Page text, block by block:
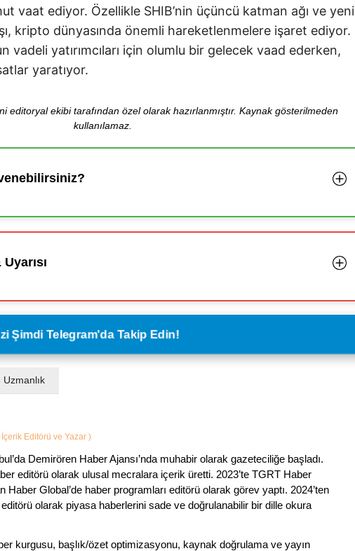
vaat ediyor. Özellikle SHIB’nin üçüncü katman ağı ve yeni
kripto dünyasında önemli hareketlenmelere işaret ediyor.
vadeli yatırımcıları için olumlu bir gelecek vaad ederken,
yaratıyor.
editoryal ekibi tarafından özel olarak hazırlanmıştır. Kaynak gösterilmeden
kullanılamaz.
Şimdi Telegram'da Takip Edin!
İçerik Editörü ve Yazar )
Demirören Haber Ajansı’nda muhabir olarak gazeteciliğe başladı.
editörü olarak ulusal mecralara içerik üretti. 2023’te TGRT Haber
Haber Global’de haber programları editörü olarak görev yaptı. 2024’ten
olarak piyasa haberlerini sade ve doğrulanabilir bir dille okura
kurgusu, başlık/özet optimizasyonu, kaynak doğrulama ve yayın